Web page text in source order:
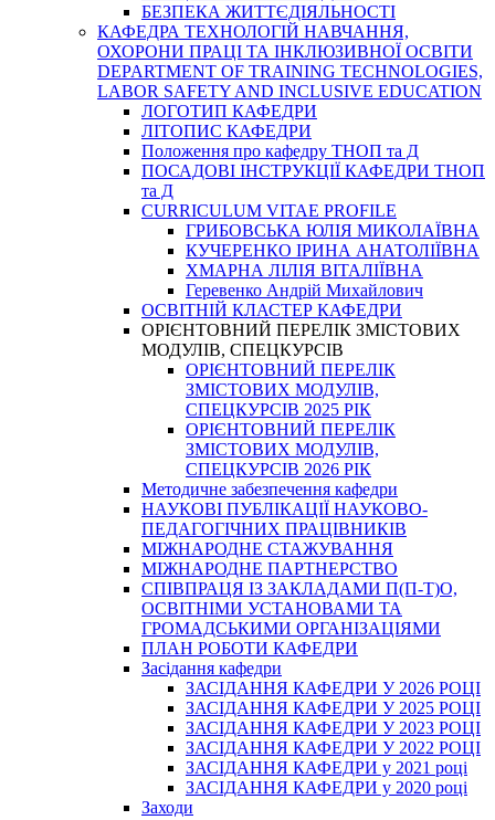
БЕЗПЕКА ЖИТТЄДІЯЛЬНОСТІ
КАФЕДРА ТЕХНОЛОГІЙ НАВЧАННЯ,
ОХОРОНИ ПРАЦІ ТА ІНКЛЮЗИВНОЇ ОСВІТИ
DEPARTMENT OF TRAINING TECHNOLOGIES,
LABOR SAFETY AND INCLUSIVE EDUCATION
ЛОГОТИП КАФЕДРИ
ЛІТОПИС КАФЕДРИ
Положення про кафедру ТНОП та Д
ПОСАДОВІ ІНСТРУКЦІЇ КАФЕДРИ ТНОП
та Д
CURRICULUM VITAE PROFILE
ГРИБОВСЬКА ЮЛІЯ МИКОЛАЇВНА
КУЧЕРЕНКО ІРИНА АНАТОЛІЇВНА
ХМАРНА ЛІЛІЯ ВІТАЛІЇВНА
Геревенко Андрій Михайлович
ОСВІТНІЙ КЛАСТЕР КАФЕДРИ
ОРІЄНТОВНИЙ ПЕРЕЛІК ЗМІСТОВИХ
МОДУЛІВ, СПЕЦКУРСІВ
ОРІЄНТОВНИЙ ПЕРЕЛІК
ЗМІСТОВИХ МОДУЛІВ,
СПЕЦКУРСІВ 2025 РІК
ОРІЄНТОВНИЙ ПЕРЕЛІК
ЗМІСТОВИХ МОДУЛІВ,
СПЕЦКУРСІВ 2026 РІК
Методичне забезпечення кафедри
НАУКОВІ ПУБЛІКАЦІЇ НАУКОВО-
ПЕДАГОГІЧНИХ ПРАЦІВНИКІВ
МІЖНАРОДНЕ СТАЖУВАННЯ
МІЖНАРОДНЕ ПАРТНЕРСТВО
СПІВПРАЦЯ ІЗ ЗАКЛАДАМИ П(П-Т)О,
ОСВІТНІМИ УСТАНОВАМИ ТА
ГРОМАДСЬКИМИ ОРГАНІЗАЦІЯМИ
ПЛАН РОБОТИ КАФЕДРИ
Засідання кафедри
ЗАСІДАННЯ КАФЕДРИ У 2026 РОЦІ
ЗАСІДАННЯ КАФЕДРИ У 2025 РОЦІ
ЗАСІДАННЯ КАФЕДРИ У 2023 РОЦІ
ЗАСІДАННЯ КАФЕДРИ У 2022 РОЦІ
ЗАСІДАННЯ КАФЕДРИ у 2021 році
ЗАСІДАННЯ КАФЕДРИ у 2020 році
Заходи